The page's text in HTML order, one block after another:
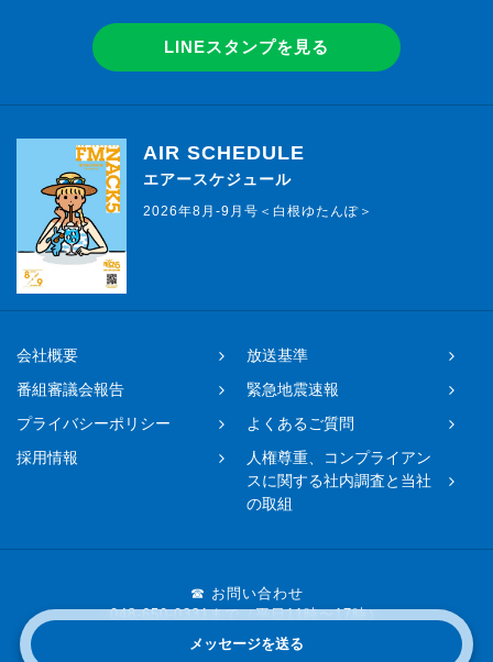
メッセージを送る
LINEスタンプを見る
AIR SCHEDULE
エアースケジュール
2026年8月-9月号＜白根ゆたんぽ＞
会社概要
放送基準
番組審議会報告
緊急地震速報
プライバシーポリシー
よくあるご質問
採用情報
人権尊重、コンプライアン
スに関する社内調査と当社
の取組
☎ お問い合わせ
048-650-0331まで（平日11時〜17時）
Copyright © 2019 FM NACK5 All rights reserved.